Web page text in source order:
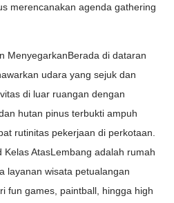
merencanakan agenda gathering
MenyegarkanBerada di dataran
udara yang sejuk dan
di luar ruangan dengan
hutan pinus terbukti ampuh
rutinitas pekerjaan di perkotaan.
Kelas AtasLembang adalah rumah
layanan wisata petualangan
fun games, paintball, hingga high